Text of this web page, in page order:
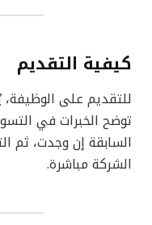
كيفية التقديم
للتقديم على
توضح الخبرات في
السابقة إن وجدت، ثم
الشركة مباشرة.